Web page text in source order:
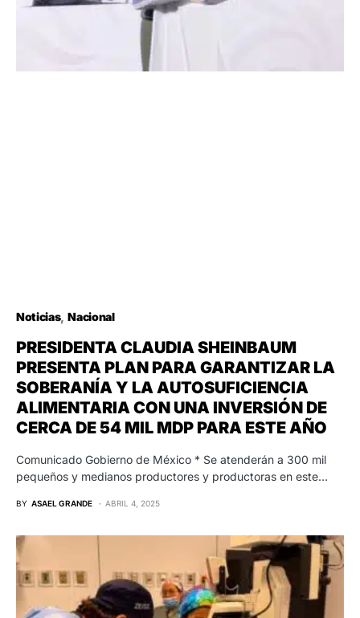
Noticias Nacional
PRESIDENTA CLAUDIA SHEINBAUM
PRESENTA PLAN PARA GARANTIZAR LA
SOBERANÍA Y LA AUTOSUFICIENCIA
ALIMENTARIA CON UNA INVERSIÓN DE
CERCA DE 54 MIL MDP PARA ESTE AÑO
Comunicado Gobierno de México * Se atenderán a 300 mil
pequeños y medianos productores y productoras en este…
BY ASAEL GRANDE ABRIL 4, 2025